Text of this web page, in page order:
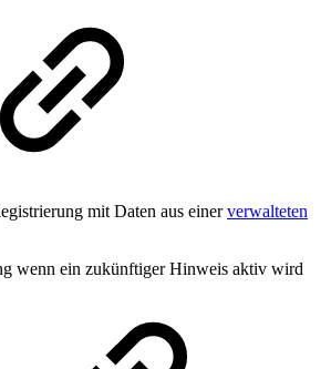
mit Daten aus einerverwalteten
wenn ein zukünftiger Hinweis aktiv wird